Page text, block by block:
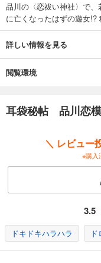
品川の〈恋祓い神社〉で
に亡くなったはずの遊女!?
詳しい情報を見る
閲覧環境
耳袋秘帖 品川恋
＼ レビュー
※購入
3.5
ドキドキハラハラ